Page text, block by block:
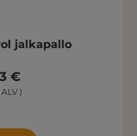
jalkapallo
€
)